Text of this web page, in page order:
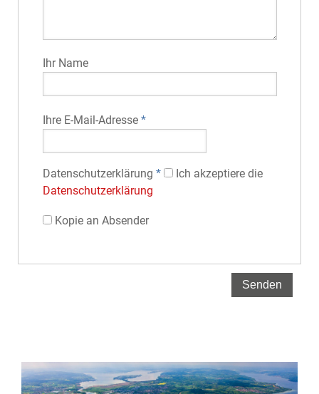
Ihr Name
Ihre E-Mail-Adresse*
Datenschutz­erklärung *
Ich akzeptiere die
Datenschutz­erklärung
Kopie an Absender